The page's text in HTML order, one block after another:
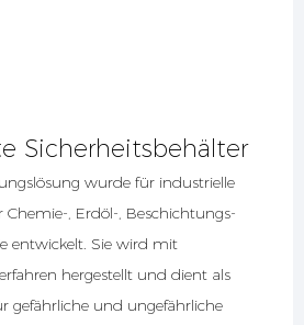
Sicherheitsbehälter
wurde für industrielle
, Erdöl-, Beschichtungs-
entwickelt. Sie wird mit
hergestellt und dient als
gefährliche und ungefährliche